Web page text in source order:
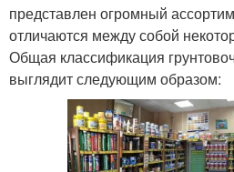
Грунтовки для дерева
Пропитки для дерева
представлен огромный
отличаются между собой
Общая классификация
выглядит следующим образом: